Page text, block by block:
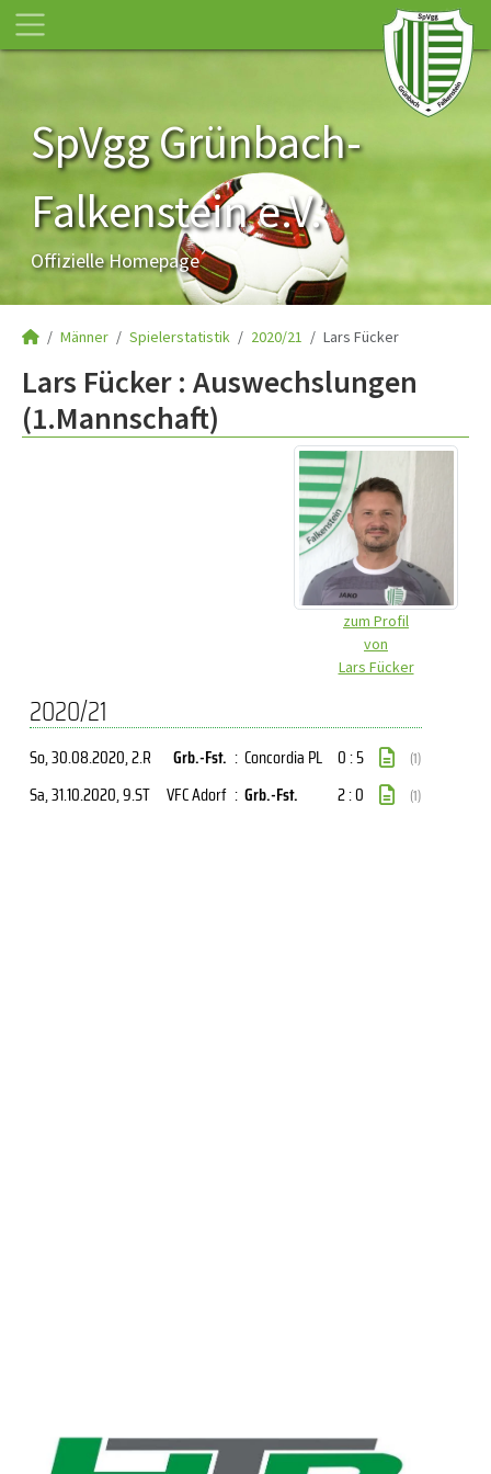
SpVgg Grünbach-
Falkenstein e.V.
Offizielle Homepage
Männer Spielerstatistik 2020/21 Lars Fücker
Lars Fücker : Auswechslungen
(1.Mannschaft)
zum Profil
von
Lars Fücker
2020/21
So, 30.08.2020, 2.R Grb.-Fst. : Concordia PL 0 : 5 (1)
Sa, 31.10.2020, 9.ST VFC Adorf : Grb.-Fst. 2 : 0 (1)